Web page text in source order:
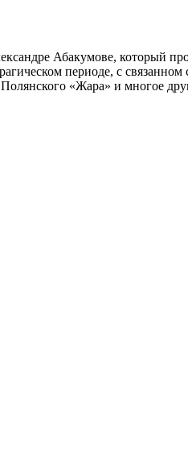
Абакумове, который
периоде, с
«Жара» и многое